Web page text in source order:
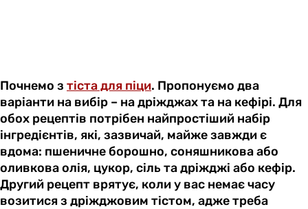
Почнемо з тіста для піци. Пропонуємо два
варіанти на вибір – на дріжджах та на кефірі. Для
обох рецептів потрібен найпростіший набір
інгредієнтів, які, зазвичай, майже завжди є
вдома: пшеничне борошно, соняшникова або
оливкова олія, цукор, сіль та дріжджі або кефір.
Другий рецепт врятує, коли у вас немає часу
возитися з дріжджовим тістом, адже треба